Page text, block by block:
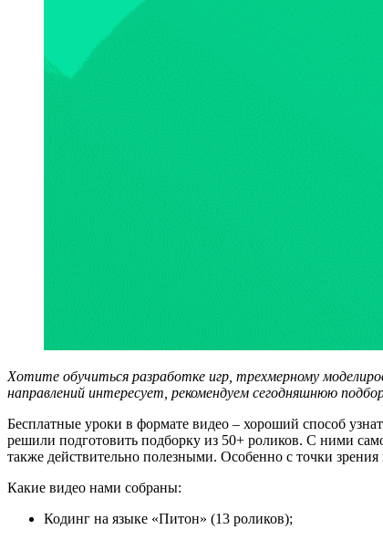
Хотите обучиться разработке игр, трехмерному
направлений интересует, рекомендуем сегодняшнюю
Бесплатные уроки в формате видео – хороший способ
решили подготовить подборку из 50+ роликов. С ними
также действительно полезными. Особенно с точки
Какие видео нами собраны:
Кодинг на языке «Питон» (13 роликов);